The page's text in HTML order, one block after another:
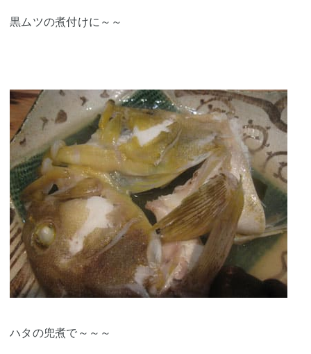
黒ムツの煮付けに～～
ハタの兜煮で～～～